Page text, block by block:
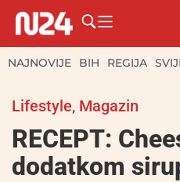
NAJNOVIJE BIH REGIJA
Lifestyle, Magazin
RECEPT:
dodatkom